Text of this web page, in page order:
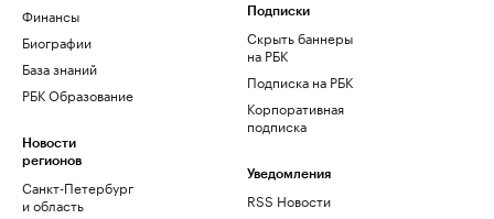
Финансы
Биографии
База знаний
РБК Образование
Новости
регионов
Санкт-Петербург
и область
Подписки
Скрыть баннеры
на РБК
Подписка на РБК
Корпоративная
подписка
Уведомления
RSS Новости